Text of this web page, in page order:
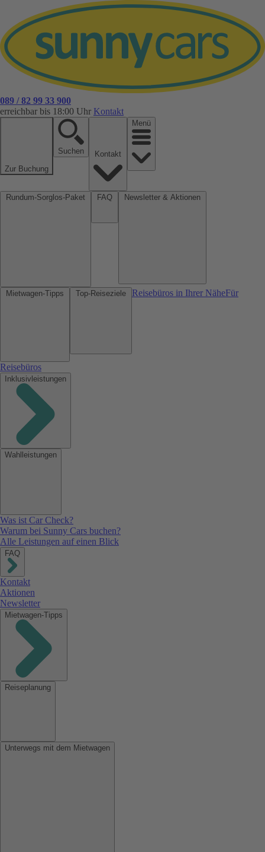
089 / 82 99 33 900
erreichbar bis 18:00 Uhr Kontakt
Zur Buchung
Suchen
Menü
Reisebüros in Ihrer NäheFür
Reisebüros
Inklusivleistungen
Wahlleistungen
Was ist Car Check?
Warum bei Sunny Cars buchen?
Alle Leistungen auf einen Blick
FAQ
Kontakt
Aktionen
Newsletter
Mietwagen-Tipps
Reiseplanung
Unterwegs mit dem Mietwagen